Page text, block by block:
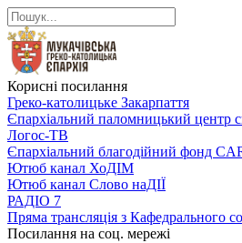
Корисні посилання
Греко-католицьке Закарпаття
Єпархіальний паломницький центр
Логос-ТВ
Єпархіальний благодійний фонд
Ютюб канал ХоДІМ
Ютюб канал Слово наДІЇ
РАДІО 7
Пряма трансляція з Кафедрального
Посилання на соц. мережі